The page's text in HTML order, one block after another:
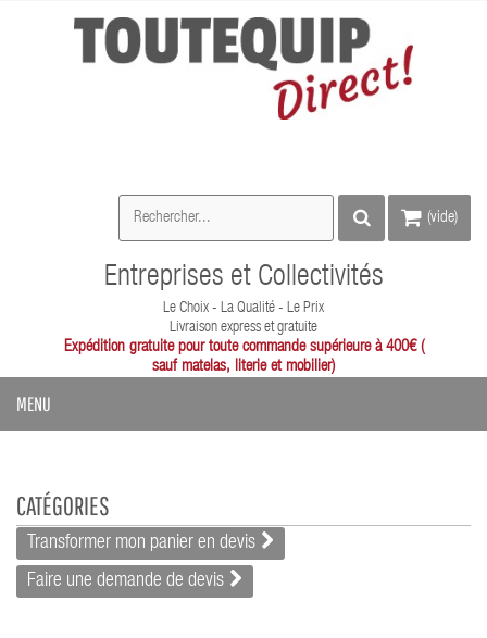
(vide)
Entreprises et Collectivités
Le Choix - La Qualité - Le Prix
Livraison express et gratuite
Expédition gratuite pour toute commande supérieure à 400€ (
sauf matelas, literie et mobilier)
MENU
CATÉGORIES
Transformer mon panier en devis
Faire une demande de devis